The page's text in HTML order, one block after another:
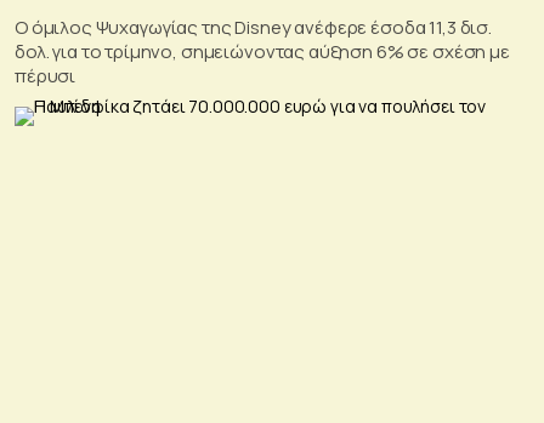
Ο όμιλος Ψυχαγωγίας της Disney ανέφερε έσοδα 11,3 δισ.
δολ. για το τρίμηνο, σημειώνοντας αύξηση 6% σε σχέση με
πέρυσι